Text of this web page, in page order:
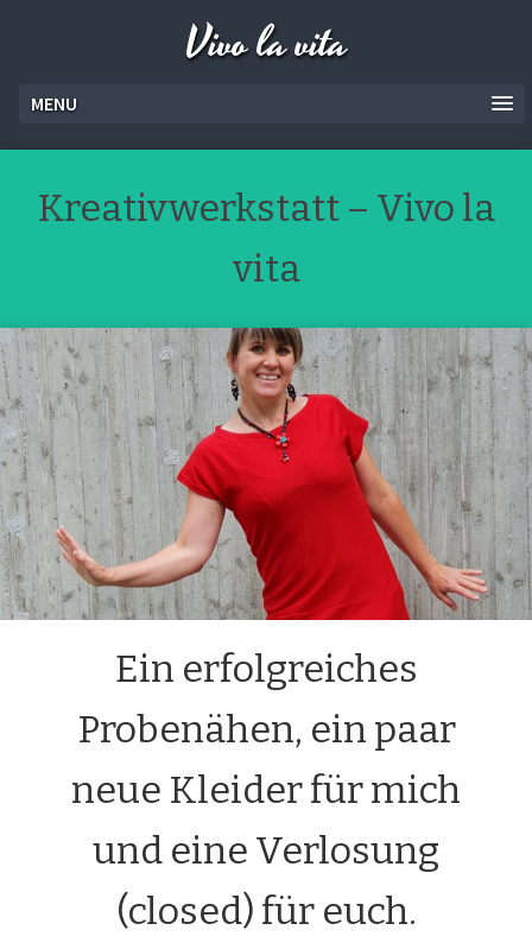
Vivo la vita
MENU
Kreativwerkstatt – Vivo la
vita
Ein erfolgreiches
Probenähen, ein paar
neue Kleider für mich
und eine Verlosung
(closed) für euch.